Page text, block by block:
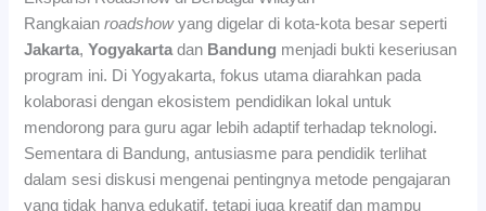
Rangkaianroadshowyang digelar di kota-kota besar seperti
Jakarta,Yogyakarta dan Bandung menjadi bukti keseriusan
program ini. Di Yogyakarta, fokus utama diarahkan pada
kolaborasi dengan ekosistem pendidikan lokal untuk
mendorong para guru agar lebih adaptif terhadap teknologi.
Sementara di Bandung, antusiasme para pendidik terlihat
dalam sesi diskusi mengenai pentingnya metode pengajaran
yang tidak hanya edukatif, tetapi juga kreatif dan mampu